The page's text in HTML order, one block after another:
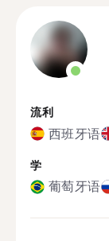
流利
西班牙语
学
葡萄牙语